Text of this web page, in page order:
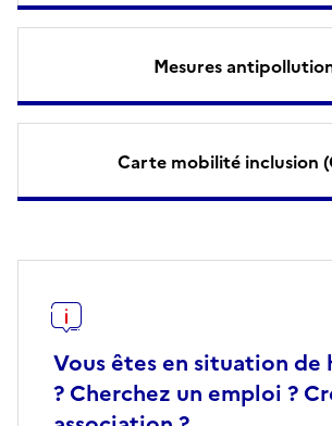
Mesures
Carte mobilité inclusion
Vous êtes en situation de
? Cherchez un emploi ?